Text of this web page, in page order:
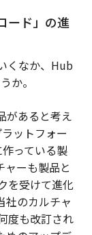
ード」の進
くなか、Hub
か。
があると考え
ットフォー
っている製
ャーも製品と
を受けて進化
社のカルチャ
度も改訂され